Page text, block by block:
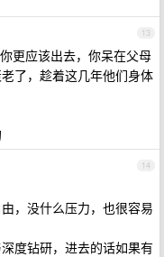
13
更应该出去，你呆在父母
了，趁着这几年他们身体
14
，没什么压力，也很容易
度钻研，进去的话如果有